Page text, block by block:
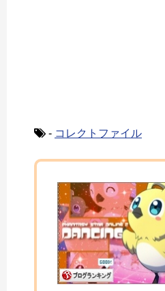
- コレクトファイル